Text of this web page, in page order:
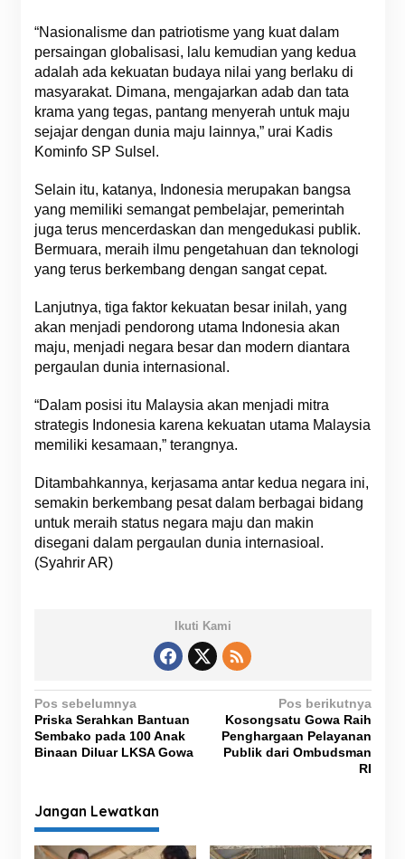
“Nasionalisme dan patriotisme yang kuat dalam
persaingan globalisasi, lalu kemudian yang kedua
adalah ada kekuatan budaya nilai yang berlaku di
masyarakat. Dimana, mengajarkan adab dan tata
krama yang tegas, pantang menyerah untuk maju
sejajar dengan dunia maju lainnya,” urai Kadis
Kominfo SP Sulsel.
Selain itu, katanya, Indonesia merupakan bangsa
yang memiliki semangat pembelajar, pemerintah
juga terus mencerdaskan dan mengedukasi publik.
Bermuara, meraih ilmu pengetahuan dan teknologi
yang terus berkembang dengan sangat cepat.
Lanjutnya, tiga faktor kekuatan besar inilah, yang
akan menjadi pendorong utama Indonesia akan
maju, menjadi negara besar dan modern diantara
pergaulan dunia internasional.
“Dalam posisi itu Malaysia akan menjadi mitra
strategis Indonesia karena kekuatan utama Malaysia
memiliki kesamaan,” terangnya.
Ditambahkannya, kerjasama antar kedua negara ini,
semakin berkembang pesat dalam berbagai bidang
untuk meraih status negara maju dan makin
disegani dalam pergaulan dunia internasioal.
(Syahrir AR)
Ikuti Kami
N
a
v
g
a
Pos sebelumnya
Priska Serahkan Bantuan
Sembako pada 100 Anak
Binaan Diluar LKSA Gowa
Pos berikutnya
Kosongsatu Gowa Raih
Penghargaan Pelayanan
Publik dari Ombudsman
RI
Jangan Lewatkan